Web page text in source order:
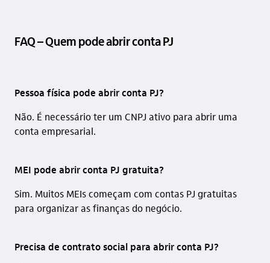
FAQ – Quem pode abrir conta PJ
Pessoa física pode abrir conta PJ?
Não. É necessário ter um CNPJ ativo para abrir uma
conta empresarial.
MEI pode abrir conta PJ gratuita?
Sim. Muitos MEIs começam com contas PJ gratuitas
para organizar as finanças do negócio.
Precisa de contrato social para abrir conta PJ?